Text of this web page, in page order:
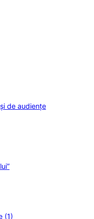
de audiențe
(1)